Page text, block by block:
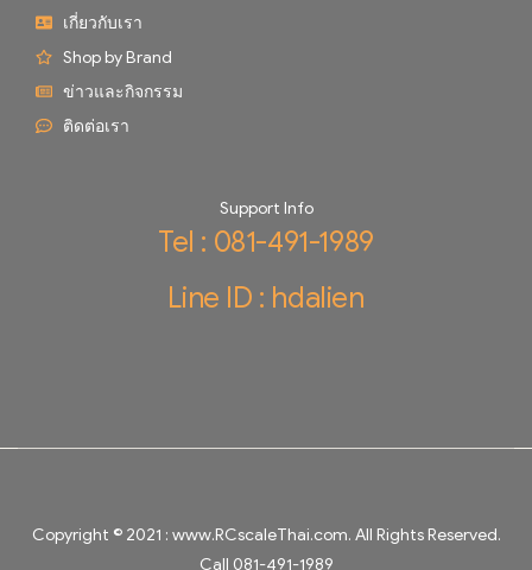
เกี่ยวกับเรา
Shop by Brand
ข่าวและกิจกรรม
ติดต่อเรา
Support Info
Tel : 081-491-1989
Line ID : hdalien
Copyright © 2021 : www.RCscaleThai.com. All Rights Reserved.
Call 081-491-1989